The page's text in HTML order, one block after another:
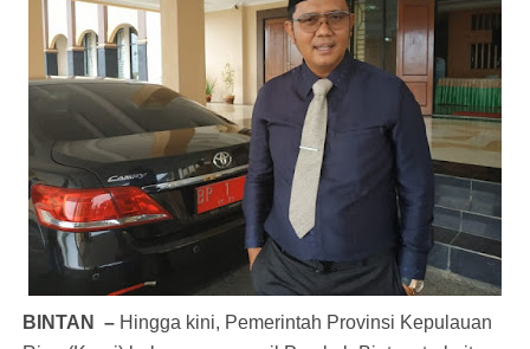
BINTAN – Hingga kini, Pemerintah Provinsi Kepulauan